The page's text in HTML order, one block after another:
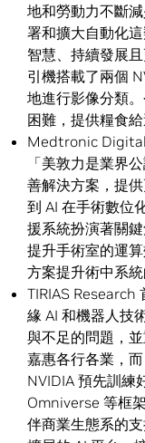
地和勞動力不斷
署和擴大自動化
智慧、持續發展
引機搭載了兩個
地進行影像分類
困難，提供糧食
Medtronic Digital
「美敦力是業界
善解決方案，提
到 AI 在手術數位
援系統扮演著關
提升手術室的運
方案提升術中系
TIRIAS Research
緣 AI 和機器人技
與不足的問題，
嘉惠各行各業，
NVIDIA 預先訓練
Omniverse 等框
伴商業生態系的